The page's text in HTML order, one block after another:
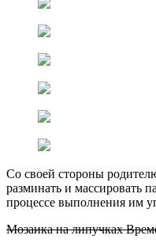
Со своей стороны
разминать и массировать
процессе выполнения им
Мозаика на липучках